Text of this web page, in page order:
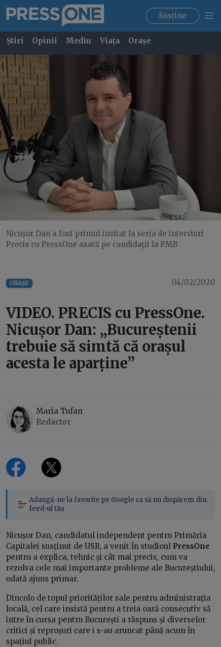
Susține
Știri Opinii Mediu Viața Orașe
Nicușor Dan a fost primul invitat la seria de interviuri
Precis cu PressOne axată pe candidații la PMB
ORAȘE 04/02/2020
VIDEO. PRECIS cu PressOne.
Nicușor Dan: „Bucureștenii
trebuie să simtă că orașul
acesta le aparține”
Maria Tufan
Redactor
Adaugă-ne la favorite pe Google ca să nu dispărem din
feed-ul tău
Nicușor Dan, candidatul independent pentru Primăria
Capitalei susținut de USR, a venit în studioul PressOne
pentru a explica, tehnic și cât mai precis, cum va
rezolva cele mai importante probleme ale Bucureștiului,
odată ajuns primar.
Dincolo de topul priorităților sale pentru administrația
locală, cel care insistă pentru a treia oară consecutiv să
intre în cursa pentru București a răspuns și diverselor
critici și reproșuri care i s-au aruncat până acum în
spațiul public.